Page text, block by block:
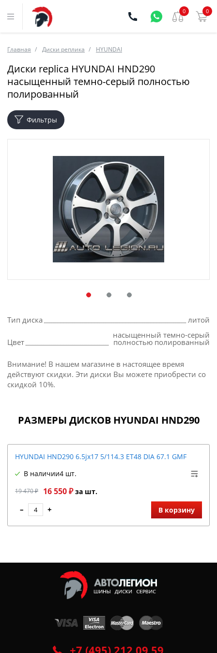
0 0
Главная Диски реплика HYUNDAI
Диски replica HYUNDAI HND290
насыщенный темно-серый полностью
полированный
Фильтры
Тип диска литой
Цвет
насыщенный темно-серый
полностью полированный
Внимание! В нашем магазине в настоящее время
действуют скидки. Эти диски Вы можете приобрести со
скидкой 10%.
РАЗМЕРЫ ДИСКОВ HYUNDAI HND290
HYUNDAI HND290 6.5jx17 5/114.3 ET48 DIA 67.1 GMF
19 470 ₽ 16 550 ₽за шт.
В наличии4 шт.
– + В корзину
+7 (495) 212 09 59